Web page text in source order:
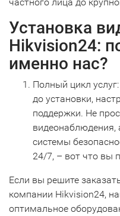
Установка
Hikvision24:
именно нас?
Полный цикл
до установки,
поддержки. Не
видеонаблюдения,
системы
24/7, – вот что вы
Если вы решите
компании Hikvision24,
оптимальное